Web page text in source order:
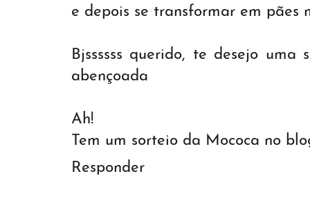
e depois se transformar em pães
Bjssssss querido, te desejo uma
abençoada
Ah!
Tem um sorteio da Mococa no
Responder